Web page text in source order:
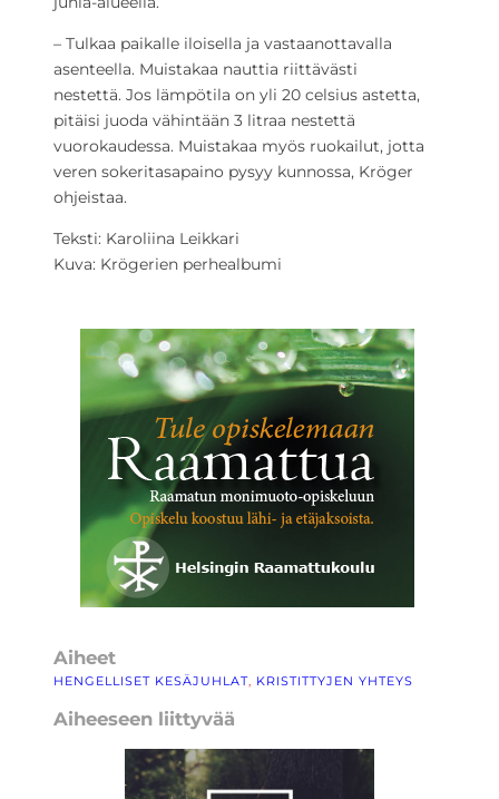
– Tulkaa paikalle iloisella ja vastaanottavalla
asenteella. Muistakaa nauttia riittävästi
nestettä. Jos lämpötila on yli 20 celsius astetta,
pitäisi juoda vähintään 3 litraa nestettä
vuorokaudessa. Muistakaa myös ruokailut, jotta
veren sokeritasapaino pysyy kunnossa, Kröger
ohjeistaa.
Teksti: Karoliina Leikkari
Kuva: Krögerien perhealbumi
Aiheet
HENGELLISET KESÄJUHLAT KRISTITTYJEN YHTEYS
Aiheeseen liittyvää